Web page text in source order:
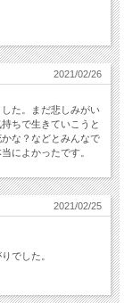
2021/02/26
た。まだ悲しみがい
ちで生きていこうと
な？などとみんなで
によかったです。
2021/02/25
でした。